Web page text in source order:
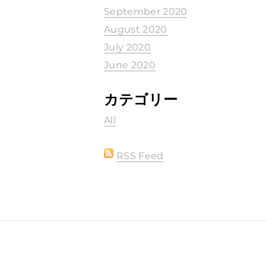
September 2020
August 2020
July 2020
June 2020
カテゴリー
All
RSS Feed